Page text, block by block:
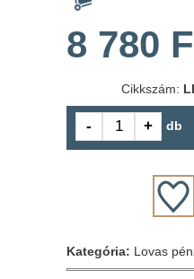
8 780
Cikkszám:
db
Kategória: Lovas